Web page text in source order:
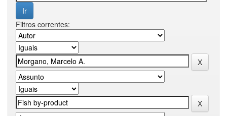
Filtros correntes: